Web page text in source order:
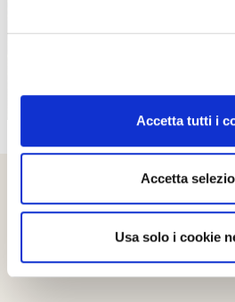
Accetta tutti i
Accetta
Usa solo i cookie